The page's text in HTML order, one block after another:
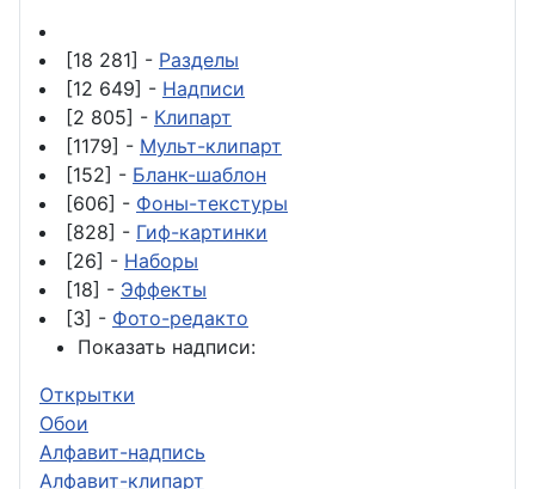
[18 281] - Разделы
[12 649] - Надписи
[2 805] - Клипарт
[1179] - Мульт-клипарт
[152] - Бланк-шаблон
[606] - Фоны-текстуры
[828] - Гиф-картинки
[26] - Наборы
[18] - Эффекты
[3] - Фото-редакто
Показать надписи:
Открытки
Обои
Алфавит-надпись
Алфавит-клипарт